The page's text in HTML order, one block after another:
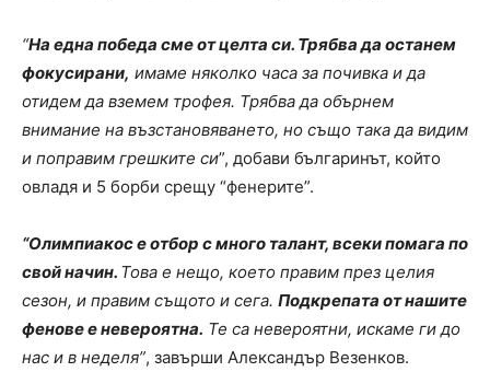
“На една победа сме от целта си. Трябва да останем
фокусирани, имаме няколко часа за почивка и да
отидем да вземем трофея. Трябва да обърнем
внимание на възстановяването, но също така да видим
и поправим грешките си”, добави българинът, който
овладя и 5 борби срещу “фенерите”.
“Олимпиакос е отбор с много талант, всеки помага по
свой начин. Това е нещо, което правим през целия
сезон, и правим същото и сега. Подкрепата от нашите
фенове е невероятна. Те са невероятни, искаме ги до
нас и в неделя”, завърши Александър Везенков.